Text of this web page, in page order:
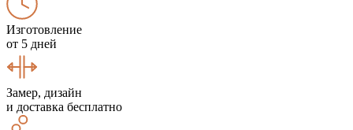
Изготовление
от 5 дней
Замер, дизайн
и доставка бесплатно